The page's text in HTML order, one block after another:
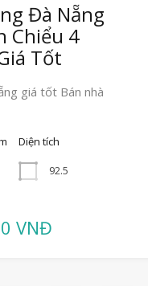
Đà Nẵng
Chiểu 4
Tốt
giá tốt Bán nhà
Diện tích
92.5
VNĐ